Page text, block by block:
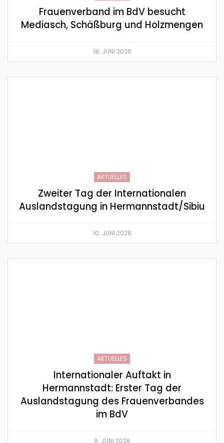
Frauenverband im BdV besucht
Mediasch, Schäßburg und Holzmengen
18. JUNI 2026
AKTUELLES
Zweiter Tag der Internationalen
Auslandstagung in Hermannstadt/Sibiu
10. JUNI 2026
AKTUELLES
Internationaler Auftakt in
Hermannstadt: Erster Tag der
Auslandstagung des Frauenverbandes
im BdV
9. JUNI 2026